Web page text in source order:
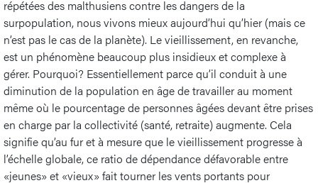
répétées des malthusiens contre les dangers de la
surpopulation, nous vivons mieux aujourd’hui qu’hier (mais ce
n’est pas le cas de la planète). Le vieillissement, en revanche,
est un phénomène beaucoup plus insidieux et complexe à
gérer. Pourquoi? Essentiellement parce qu’il conduit à une
diminution de la population en âge de travailler au moment
même où le pourcentage de personnes âgées devant être prises
en charge par la collectivité (santé, retraite) augmente. Cela
signifie qu’au fur et à mesure que le vieillissement progresse à
l’échelle globale, ce ratio de dépendance défavorable entre
«jeunes» et «vieux» fait tourner les vents portants pour